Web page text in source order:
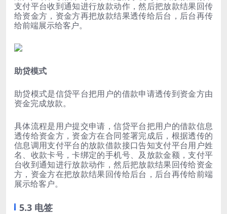
支付平台收到通知进行放款动作，然后把放款结果回传
给资金方，资金方再把放款结果透传给后台，后台再传
给前端展示给客户。
助贷模式
助贷模式是信贷平台把用户的借款申请透传到资金方由
资金完成放款。
具体流程是用户提交申请，信贷平台把用户的借款信息
透传给资金方，资金方在合同签署完成后，根据透传的
信息调用支付平台的放款借款接口告知支付平台用户姓
名、收款卡号，卡绑定的手机号、及放款金额，支付平
台收到通知进行放款动作，然后把放款结果回传给资金
方，资金方在把放款结果回传给后台，后台再传给前端
展示给客户。
5.3 电签